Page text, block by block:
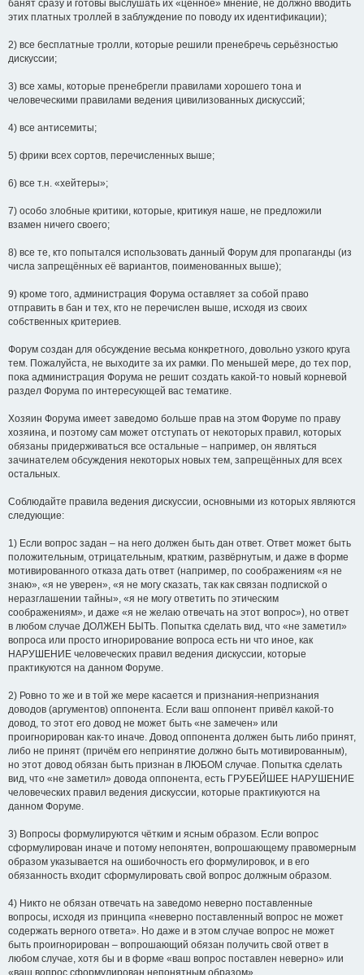
банят сразу и готовы выслушать их «ценное» мнение, не должно вводить
этих платных троллей в заблуждение по поводу их идентификации);
2) все бесплатные тролли, которые решили пренебречь серьёзностью
дискуссии;
3) все хамы, которые пренебрегли правилами хорошего тона и
человеческими правилами ведения цивилизованных дискуссий;
4) все антисемиты;
5) фрики всех сортов, перечисленных выше;
6) все т.н. «хейтеры»;
7) особо злобные критики, которые, критикуя наше, не предложили
взамен ничего своего;
8) все те, кто попытался использовать данный Форум для пропаганды (из
числа запрещённых её вариантов, поименованных выше);
9) кроме того, администрация Форума оставляет за собой право
отправить в бан и тех, кто не перечислен выше, исходя из своих
собственных критериев.
Форум создан для обсуждение весьма конкретного, довольно узкого круга
тем. Пожалуйста, не выходите за их рамки. По меньшей мере, до тех пор,
пока администрация Форума не решит создать какой-то новый корневой
раздел Форума по интересующей вас тематике.
Хозяин Форума имеет заведомо больше прав на этом Форуме по праву
хозяина, и поэтому сам может отступать от некоторых правил, которых
обязаны придерживаться все остальные – например, он являться
зачинателем обсуждения некоторых новых тем, запрещённых для всех
остальных.
Соблюдайте правила ведения дискуссии, основными из которых являются
следующие:
1) Если вопрос задан – на него должен быть дан ответ. Ответ может быть
положительным, отрицательным, кратким, развёрнутым, и даже в форме
мотивированного отказа дать ответ (например, по соображениям «я не
знаю», «я не уверен», «я не могу сказать, так как связан подпиской о
неразглашении тайны», «я не могу ответить по этическим
соображениям», и даже «я не желаю отвечать на этот вопрос»), но ответ
в любом случае ДОЛЖЕН БЫТЬ. Попытка сделать вид, что «не заметил»
вопроса или просто игнорирование вопроса есть ни что иное, как
НАРУШЕНИЕ человеческих правил ведения дискуссии, которые
практикуются на данном Форуме.
2) Ровно то же и в той же мере касается и признания-непризнания
доводов (аргументов) оппонента. Если ваш оппонент привёл какой-то
довод, то этот его довод не может быть «не замечен» или
проигнорирован как-то иначе. Довод оппонента должен быть либо принят,
либо не принят (причём его непринятие должно быть мотивированным),
но этот довод обязан быть признан в ЛЮБОМ случае. Попытка сделать
вид, что «не заметил» довода оппонента, есть ГРУБЕЙШЕЕ НАРУШЕНИЕ
человеческих правил ведения дискуссии, которые практикуются на
данном Форуме.
3) Вопросы формулируются чётким и ясным образом. Если вопрос
сформулирован иначе и потому непонятен, вопрошающему правомерным
образом указывается на ошибочность его формулировок, и в его
обязанность входит сформулировать свой вопрос должным образом.
4) Никто не обязан отвечать на заведомо неверно поставленные
вопросы, исходя из принципа «неверно поставленный вопрос не может
содержать верного ответа». Но даже и в этом случае вопрос не может
быть проигнорирован – вопрошающий обязан получить свой ответ в
любом случае, хотя бы и в форме «ваш вопрос поставлен неверно» или
«ваш вопрос сформулирован непонятным образом».